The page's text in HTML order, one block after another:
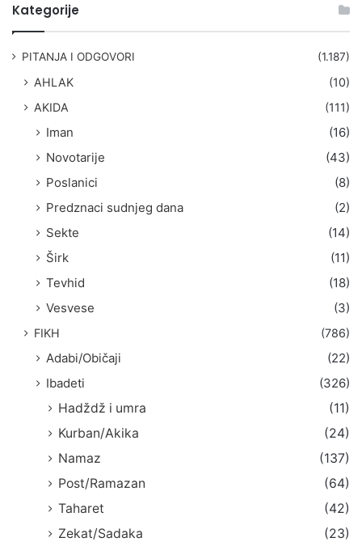
Kategorije
PITANJA I ODGOVORI (1.187)
AHLAK
(10)
AKIDA
(111)
Iman
(16)
Novotarije
(43)
Poslanici
(8)
Predznaci sudnjeg dana
(2)
Sekte
(14)
Širk
(11)
Tevhid
(18)
Vesvese
(3)
FIKH (786)
Adabi/Običaji
(22)
Ibadeti
(326)
Hadždž i umra
(11)
Kurban/Akika
(24)
Namaz
(137)
Post/Ramazan
(64)
Taharet
(42)
Zekat/Sadaka
(23)